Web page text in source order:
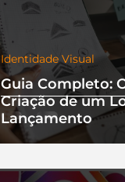
Guia Completo:
Criação de um
Lançamento
Identidade Visual